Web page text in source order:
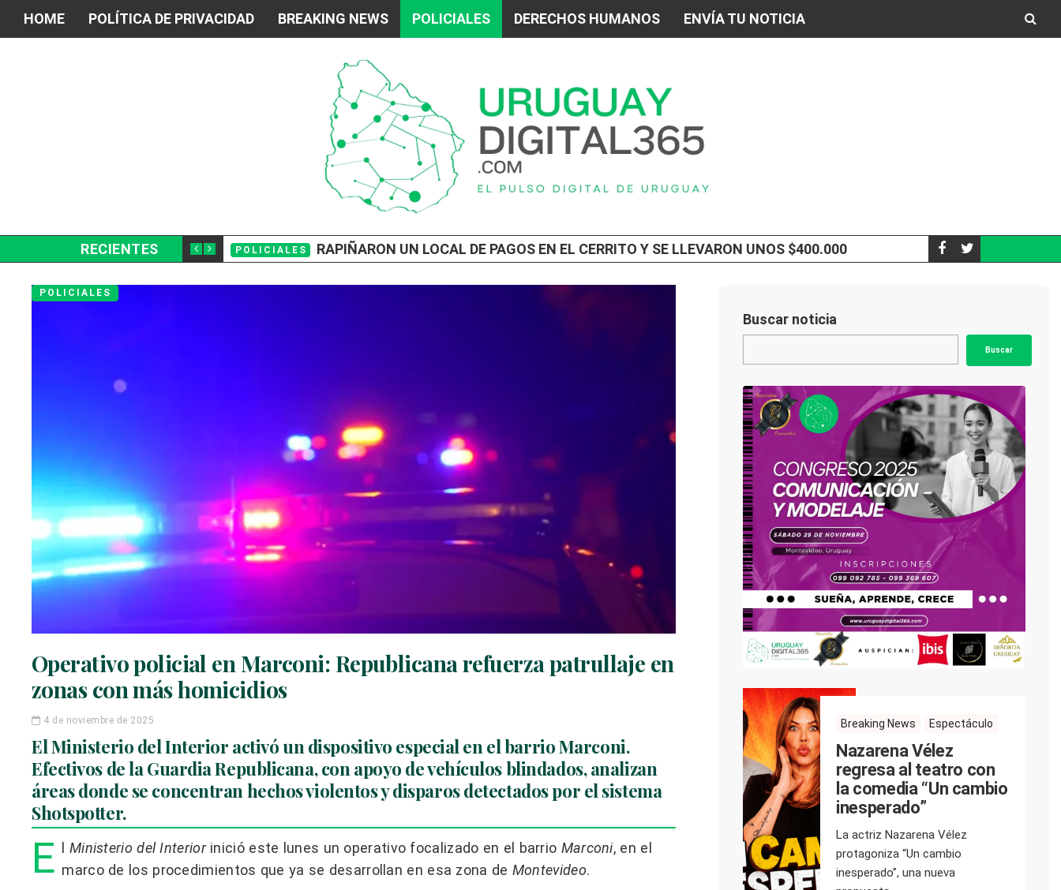
HOME POLÍTICA DE PRIVACIDAD BREAKING NEWS POLICIALES DERECHOS HUMANOS ENVÍA TU NOTICIA
RECIENTES
COMEDIA “UN CAMBIO INESPERADO” POLICIALES RAPIÑARON UN LOCAL DE PAGOS EN EL CERRITO Y SE LLEVARON UNOS $400.000 INUMET EMITIÓ UN
POLICIALES
Operativo policial en Marconi: Republicana refuerza patrullaje en
zonas con más homicidios
4 de noviembre de 2025
El Ministerio del Interior activó un dispositivo especial en el barrio Marconi.
Efectivos de la Guardia Republicana, con apoyo de vehículos blindados, analizan
áreas donde se concentran hechos violentos y disparos detectados por el sistema
Shotspotter.
E l Ministerio del Interiorinició este lunes un operativo focalizado en el barrio Marconi, en el
marco de los procedimientos que ya se desarrollan en esa zona de Montevideo.
Buscar noticia
Buscar
Breaking News Espectáculo
Nazarena Vélez
regresa al teatro con
la comedia “Un cambio
inesperado”
La actriz Nazarena Vélez
protagoniza “Un cambio
inesperado”, una nueva